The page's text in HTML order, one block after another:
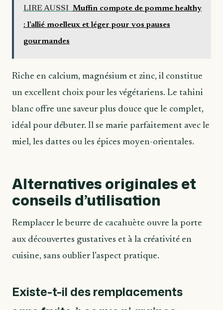
LIRE AUSSI Muffin compote de pomme healthy
: l’allié moelleux et léger pour vos pauses
gourmandes
Riche en calcium, magnésium et zinc, il constitue
un excellent choix pour les végétariens. Le tahini
blanc offre une saveur plus douce que le complet,
idéal pour débuter. Il se marie parfaitement avec le
miel, les dattes ou les épices moyen-orientales.
Alternatives originales et
conseils d’utilisation
Remplacer le beurre de cacahuète ouvre la porte
aux découvertes gustatives et à la créativité en
cuisine, sans oublier l’aspect pratique.
Existe-t-il des remplacements